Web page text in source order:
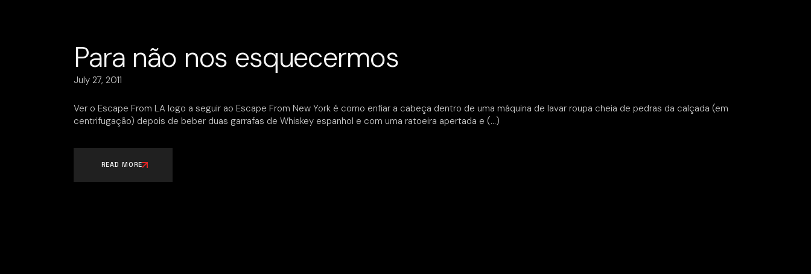
Para não nos esquecermos
July 27, 2011
Ver o Escape From LA logo a seguir ao Escape From New York é como enfiar a cabeça dentro de uma máquina de lavar roupa cheia de pedras da calçada (em
centrifugação) depois de beber duas garrafas de Whiskey espanhol e com uma ratoeira apertada e
READ MORE